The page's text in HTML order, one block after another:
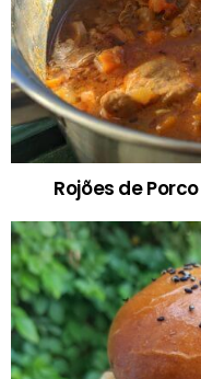
Rojões de